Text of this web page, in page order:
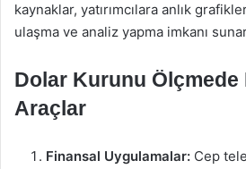
kaynaklar, yatırımcılara anlık
ulaşma ve analiz yapma imkanı
Dolar Kurunu Ölçmede
Araçlar
Finansal Uygulamalar: Cep